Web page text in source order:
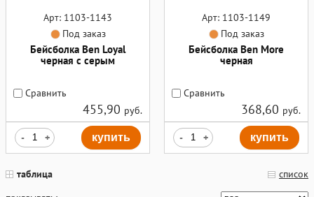
Арт: 1103-1143
Под заказ
Бейсболка Ben Loyal
черная с серым
Сравнить
455,90 руб.
- + купить
Арт: 1103-1149
Под заказ
Бейсболка Ben More
черная
Сравнить
368,60 руб.
- + купить
таблица
список